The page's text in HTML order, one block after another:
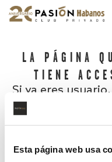
Esta página web usa
LA PÁGINA
TIENE
Si ya eres